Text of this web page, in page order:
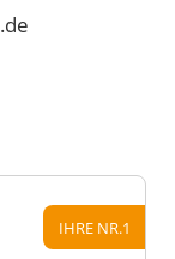
IHRE NR.1